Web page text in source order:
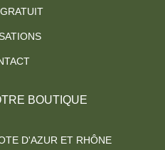
BOUTIQUE
D'AZUR ET RHÔNE